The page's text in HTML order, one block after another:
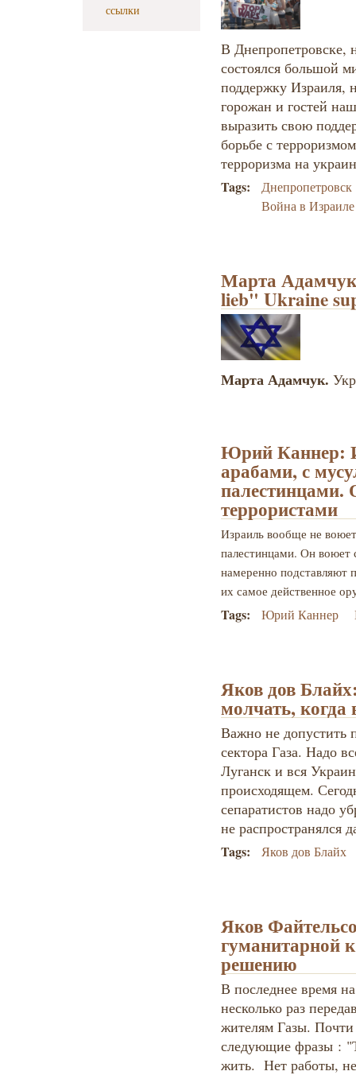
ссылки
В Днепропетровске,
состоялся большой
поддержку Израиля,
горожан и гостей
выразить свою
борьбе с
терроризма на
Tags:
Днепропетровск
Война в Израиле
Марта
lieb" Ukraine
Марта Адамчук.
Юрий Каннер:
арабами, с
палестинцами.
террористами
Израиль вообще не
палестинцами. Он воюет
намеренно подставляют
их самое действенное
Tags: Юрий Каннер
Яков дов
молчать, когда
Важно не допустить
сектора Газа. Надо
Луганск и вся
происходящем.
сепаратистов надо
не распространялся
Tags: Яков дов Блайх
Яков
гуманитарной
решению
В последнее время
несколько раз
жителям Газы.
следующие фразы :
жить. Нет работы,